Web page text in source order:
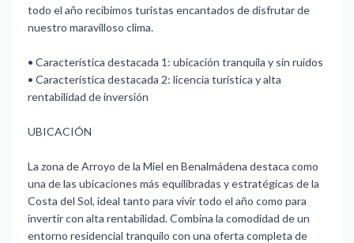
todo el año recibimos turistas encantados de disfrutar de
nuestro maravilloso clima.
•⁠ ⁠Característica destacada 1: ubicación tranquila y sin ruidos
•⁠ ⁠Característica destacada 2: licencia turística y alta
rentabilidad de inversión
UBICACIÓN
La zona de Arroyo de la Miel en Benalmádena destaca como
una de las ubicaciones más equilibradas y estratégicas de la
Costa del Sol, ideal tanto para vivir todo el año como para
invertir con alta rentabilidad. Combina la comodidad de un
entorno residencial tranquilo con una oferta completa de